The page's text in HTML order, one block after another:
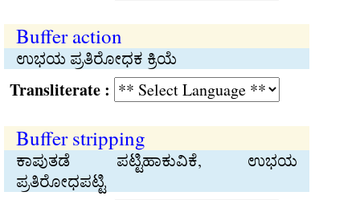
Buffer action
ಉಭಯ ಪ್ರತಿರೋಧಕ ಕ್ರಿಯೆ
:
Buffer stripping
ಕಾಪುತಡೆ ಪಟ್ಟಿಹಾಕುವಿಕೆ, ಉಭಯ
ಪ್ರತಿರೋಧಪಟ್ಟಿ